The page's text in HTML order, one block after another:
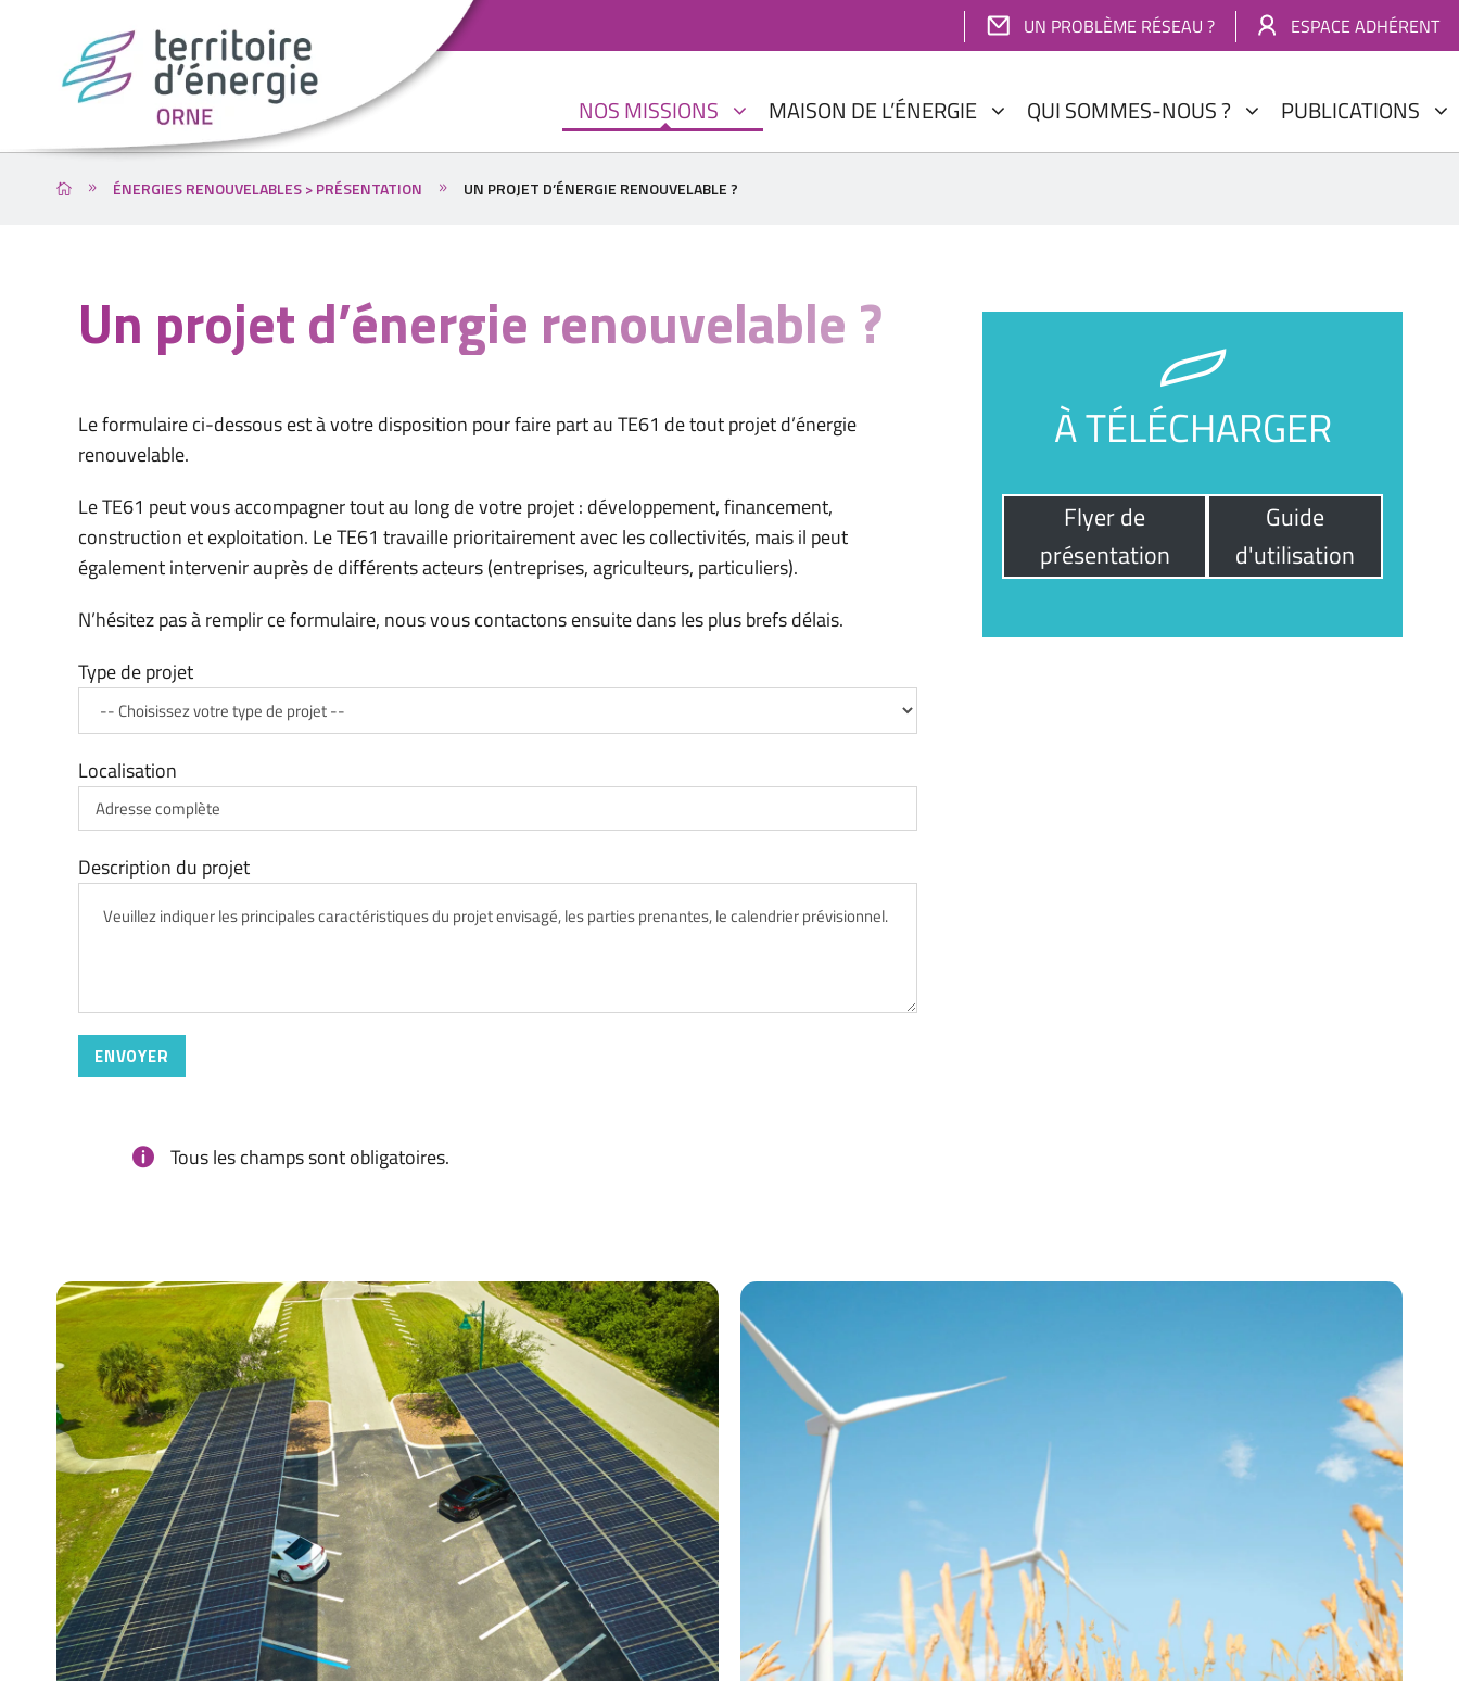
UN PROBLÈME RÉSEAU ? ESPACE ADHÉRENT
NOS MISSIONS MAISON DE L’ÉNERGIE QUI SOMMES-NOUS ? PUBLICATIONS
ÉNERGIES RENOUVELABLES > PRÉSENTATION UN PROJET D’ÉNERGIE RENOUVELABLE ?
Un projet d’énergie renouvelable ?
Le formulaire ci-dessous est à votre disposition pour faire part au TE61 de tout projet d’énergie
renouvelable.
Le TE61 peut vous accompagner tout au long de votre projet : développement, financement,
construction et exploitation. Le TE61 travaille prioritairement avec les collectivités, mais il peut
également intervenir auprès de différents acteurs (entreprises, agriculteurs, particuliers).
N’hésitez pas à remplir ce formulaire, nous vous contactons ensuite dans les plus brefs délais.
Type de projet
Localisation
Description du projet
Tous les champs sont obligatoires.
À TÉLÉCHARGER
Flyer de
présentation
Guide
d'utilisation